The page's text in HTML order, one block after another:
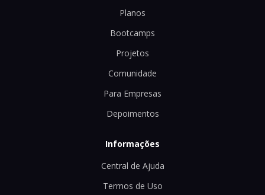
Planos
Bootcamps
Projetos
Comunidade
Para Empresas
Depoimentos
Informações
Central de Ajuda
Termos de Uso